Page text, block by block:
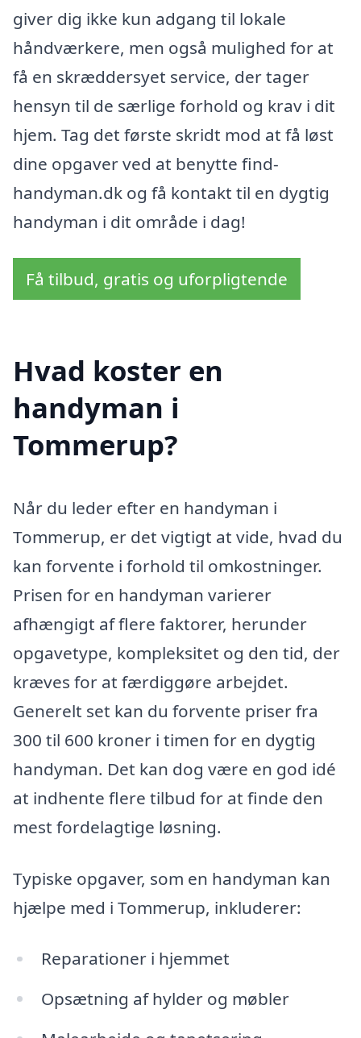
giver dig ikke kun adgang til lokale
håndværkere, men også mulighed for at
få en skræddersyet service, der tager
hensyn til de særlige forhold og krav i dit
hjem. Tag det første skridt mod at få løst
dine opgaver ved at benytte find-
handyman.dk og få kontakt til en dygtig
handyman i dit område i dag!
Få tilbud, gratis og uforpligtende
Hvad koster en
handyman i
Tommerup?
Når du leder efter en handyman i
Tommerup, er det vigtigt at vide, hvad du
kan forvente i forhold til omkostninger.
Prisen for en handyman varierer
afhængigt af flere faktorer, herunder
opgavetype, kompleksitet og den tid, der
kræves for at færdiggøre arbejdet.
Generelt set kan du forvente priser fra
300 til 600 kroner i timen for en dygtig
handyman. Det kan dog være en god idé
at indhente flere tilbud for at finde den
mest fordelagtige løsning.
Typiske opgaver, som en handyman kan
hjælpe med i Tommerup, inkluderer:
Reparationer i hjemmet
Opsætning af hylder og møbler